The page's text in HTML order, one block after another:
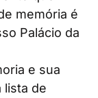
memória é
Palácio da
e sua
lista de